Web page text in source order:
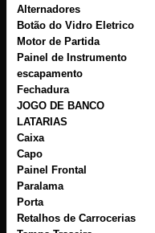
Alternadores
Botão do Vidro Eletrico
Motor de Partida
Painel de Instrumento
escapamento
Fechadura
JOGO DE BANCO
LATARIAS
Caixa
Capo
Painel Frontal
Paralama
Porta
Retalhos de Carrocerias